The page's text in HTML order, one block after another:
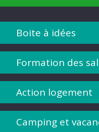
Boite à idées
Formation des
Action logement
Camping et